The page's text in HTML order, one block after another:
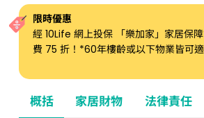
概括 家居財物 法律責任
限時優惠
經 10Life 網上投保 「樂加家」家居保
費 75 折！*60年樓齡或以下物業皆可